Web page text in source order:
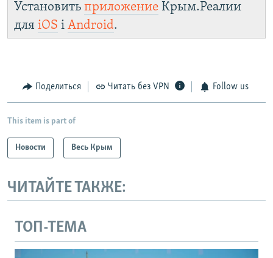
Установить приложение Крым.Реалии
для iOS і Android.
Поделиться Читать без VPN Follow us
This item is part of
Новости Весь Крым
ЧИТАЙТЕ ТАКЖЕ:
ТОП-ТЕМА